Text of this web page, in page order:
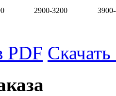
2900-3200
PDF